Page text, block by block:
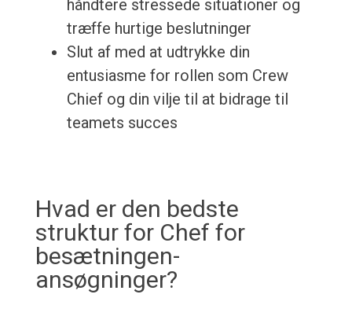
håndtere stressede situationer og
træffe hurtige beslutninger
Slut af med at udtrykke din
entusiasme for rollen som Crew
Chief og din vilje til at bidrage til
teamets succes
Hvad er den bedste
struktur for Chef for
besætningen-
ansøgninger?